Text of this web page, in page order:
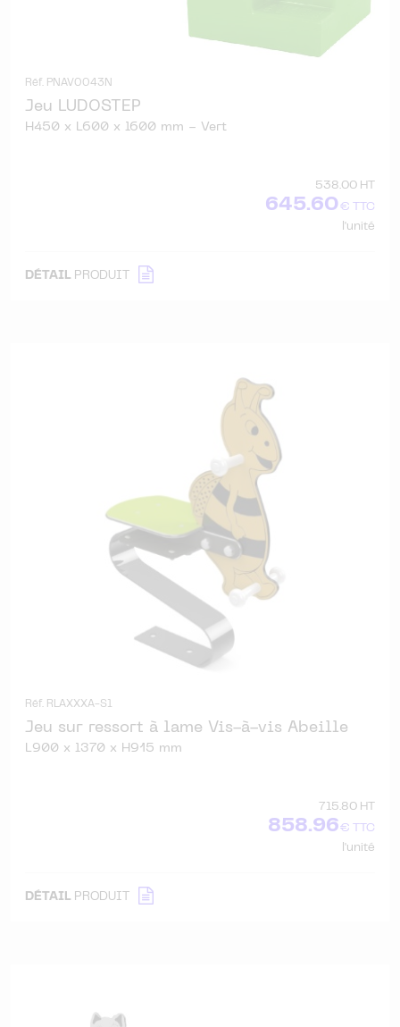
Réf. PNAV0043N
Jeu LUDOSTEP
H450 x L600 x l600 mm - Vert
538.00 HT
645.60€ TTC
l'unité
DÉTAIL PRODUIT
Réf. RLAXXXA-S1
Jeu sur ressort à lame Vis-à-vis Abeille
L900 x l370 x H915 mm
715.80 HT
858.96€ TTC
l'unité
DÉTAIL PRODUIT